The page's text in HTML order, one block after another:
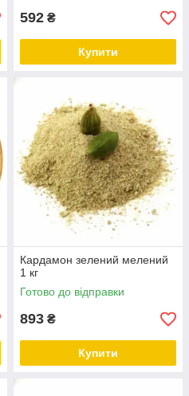
592 ₴
Купити
Кардамон зелений мелений
1 кг
Готово до відправки
893 ₴
Купити